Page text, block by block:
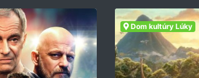
Dom kultúry Lúky